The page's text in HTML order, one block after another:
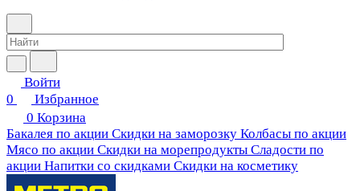
Войти
0
Избранное
0 Корзина
Бакалея по акции Скидки на заморозку Колбасы по акции
Мясо по акции Скидки на морепродукты Сладости по
акции Напитки со скидками Скидки на косметику